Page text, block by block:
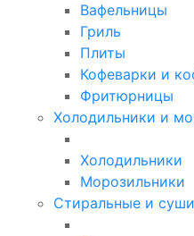
Вафельницы
Гриль
Плиты
Кофеварки и
Фритюрницы
Холодильники и
Холодильники
Морозильники
Стиральные и